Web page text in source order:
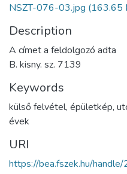
NSZT-076-03.jpg (163.65
Description
A címet a feldolgozó adta
B. kisny. sz. 7139
Keywords
külső felvétel, épületkép,
évek
URI
https://bea.fszek.hu/